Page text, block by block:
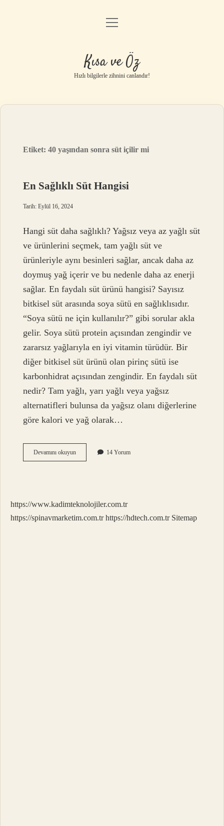
Anasayfa
Gizlilik Politikası
Yasal Uyarı
menüyü
Kısa ve Öz
Hızlı bilgilerle zihnini canlandır!
Etiket:40 yaşından sonra süt içilir mi
En Sağlıklı Süt Hangisi
Tarih: Eylül 16, 2024
Hangi süt daha sağlıklı? Yağsız veya az yağlı süt
ve ürünlerini seçmek, tam yağlı süt ve
ürünleriyle aynı besinleri sağlar, ancak daha az
doymuş yağ içerir ve bu nedenle daha az enerji
sağlar. En faydalı süt ürünü hangisi? Sayısız
bitkisel süt arasında soya sütü en sağlıklısıdır.
“Soya sütü ne için kullanılır?” gibi sorular akla
gelir. Soya sütü protein açısından zengindir ve
zararsız yağlarıyla en iyi vitamin türüdür. Bir
diğer bitkisel süt ürünü olan pirinç sütü ise
karbonhidrat açısından zengindir. En faydalı süt
nedir? Tam yağlı, yarı yağlı veya yağsız
alternatifleri bulunsa da yağsız olanı diğerlerine
göre kalori ve yağ olarak…
Devamını okuyunEn
Sağlıklı
14 Yorum
https://www.kadimteknolojiler.com.tr
https://spinavmarketim.com.tr https://hdtech.com.tr Sitemap